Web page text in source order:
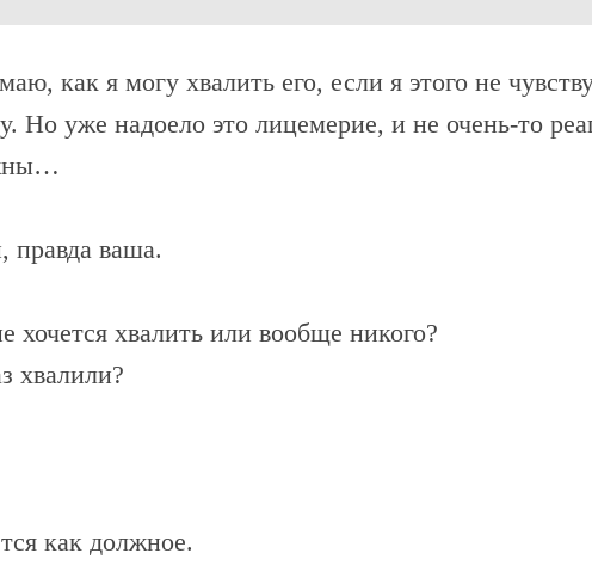
как я могу хвалить его, если я этого не
Но уже надоело это лицемерие, и не очень-то
ваша.
хвалить или вообще никого?
хвалили?
как должное.